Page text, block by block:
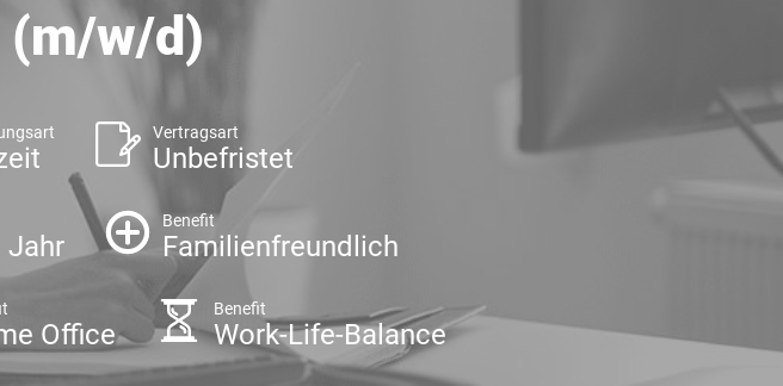
(m/w/d)
Vertragsart
Unbefristet
Jahr
Benefit
Familienfreundlich
Office
Benefit
Work-Life-Balance